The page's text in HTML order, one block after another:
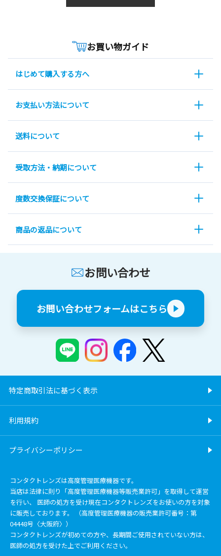
お買い物ガイド
はじめて購入する方へ
お支払い方法について
送料について
受取方法・納期について
度数交換保証について
商品の返品について
お問い合わせ
お問い合わせフォームはこちら
特定商取引法に基づく表示
利用規約
プライバシーポリシー
コンタクトレンズは高度管理医療機器です。
当店は法律に則り「高度管理医療機器等販売業許可」を取得して運営
を行い、 医師の処方を受け現在コンタクトレンズをお使いの方を対象
に販売しております。 （高度管理医療機器の販売業許可番号：第
04448号〈大阪府〉）
コンタクトレンズが初めての方や、長期間ご使用されていない方は、
医師の処方を受けた上でご利用ください。